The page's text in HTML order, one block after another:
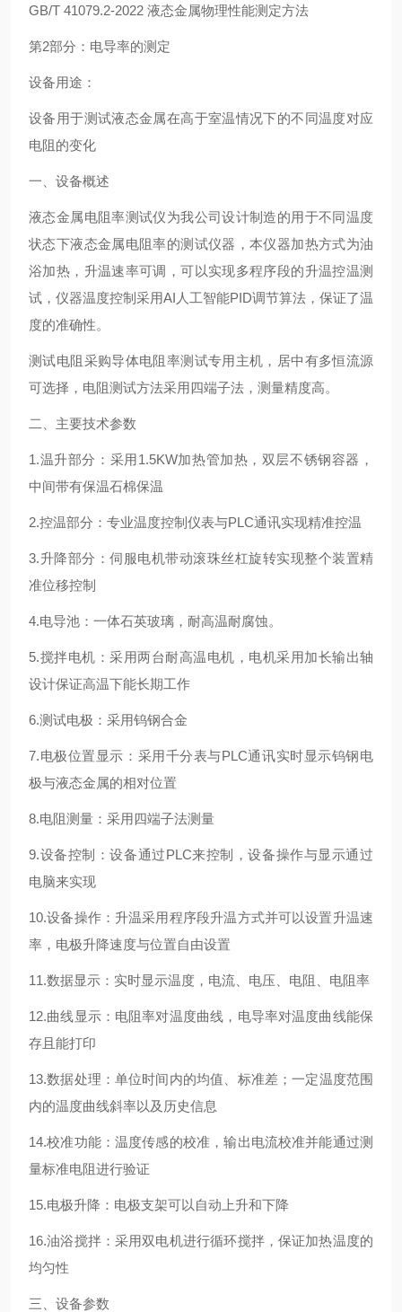
GB/T 41079.2-2022 液态金属物理性能测定方法
第2部分：电导率的测定
设备用途：
设备用于测试液态金属在高于室温情况下的不同温度对应
电阻的变化
一、设备概述
液态金属电阻率测试仪为我公司设计制造的用于不同温度
状态下液态金属电阻率的测试仪器，本仪器加热方式为油
浴加热，升温速率可调，可以实现多程序段的升温控温测
试，仪器温度控制采用AI人工智能PID调节算法，保证了温
度的准确性。
测试电阻采购导体电阻率测试专用主机，居中有多恒流源
可选择，电阻测试方法采用四端子法，测量精度高。
二、主要技术参数
1.温升部分：采用1.5KW加热管加热，双层不锈钢容器，
中间带有保温石棉保温
2.控温部分：专业温度控制仪表与PLC通讯实现精准控温
3.升降部分：伺服电机带动滚珠丝杠旋转实现整个装置精
准位移控制
4.电导池：一体石英玻璃，耐高温耐腐蚀。
5.搅拌电机：采用两台耐高温电机，电机采用加长输出轴
设计保证高温下能长期工作
6.测试电极：采用钨钢合金
7.电极位置显示：采用千分表与PLC通讯实时显示钨钢电
极与液态金属的相对位置
8.电阻测量：采用四端子法测量
9.设备控制：设备通过PLC来控制，设备操作与显示通过
电脑来实现
10.设备操作：升温采用程序段升温方式并可以设置升温速
率，电极升降速度与位置自由设置
11.数据显示：实时显示温度，电流、电压、电阻、电阻率
12.曲线显示：电阻率对温度曲线，电导率对温度曲线能保
存且能打印
13.数据处理：单位时间内的均值、标准差；一定温度范围
内的温度曲线斜率以及历史信息
14.校准功能：温度传感的校准，输出电流校准并能通过测
量标准电阻进行验证
15.电极升降：电极支架可以自动上升和下降
16.油浴搅拌：采用双电机进行循环搅拌，保证加热温度的
均匀性
三、设备参数